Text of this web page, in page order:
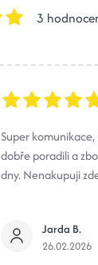
3
Super
dobře poradili a
dny. Nenakupuji
Jarda B.
26.02.2026